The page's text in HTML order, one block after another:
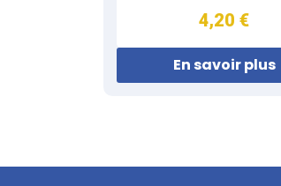
4,20 €
En savoir plus